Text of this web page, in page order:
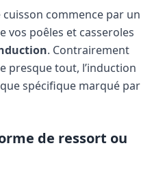
commence par un
vos poêles et casseroles
. Contrairement
presque tout, l’induction
spécifique marqué par
de ressort ou